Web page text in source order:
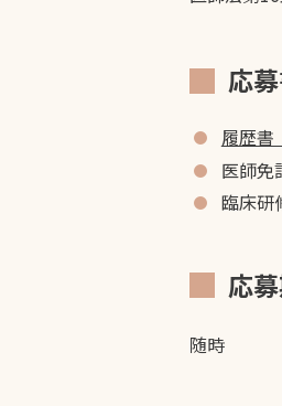
応
履歴書
医師免
臨床研
応
随時